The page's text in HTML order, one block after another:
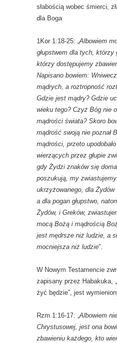
słabością wobec śmierci,
dla Boga
1Kor 1:18-25: „Albowiem
głupstwem dla tych, którzy
którzy dostępujemy
Napisano bowiem:
mądrych, a roztropność
Gdzie jest mądry? Gdzie
wieku tego? Czyż Bóg nie
mądrości świata? Skoro
mądrość swoją nie poznał
mądrości, przeto
wierzących przez głupie
gdy Żydzi znaków się
poszukują, my
ukrzyżowanego, dla Żydów
a dla pogan głupstwo,
Żydów, i Greków,
mocą Bożą i mądrością
jest mędrsze niż ludzie, a
mocniejsza niż ludzie”.
W Nowym Testamencie
zapisany przez Habakuka,
żyć będzie”, jest
Rzm 1:16-17: „Albowiem
Chrystusowej, jest ona
zbawieniu każdego, kto